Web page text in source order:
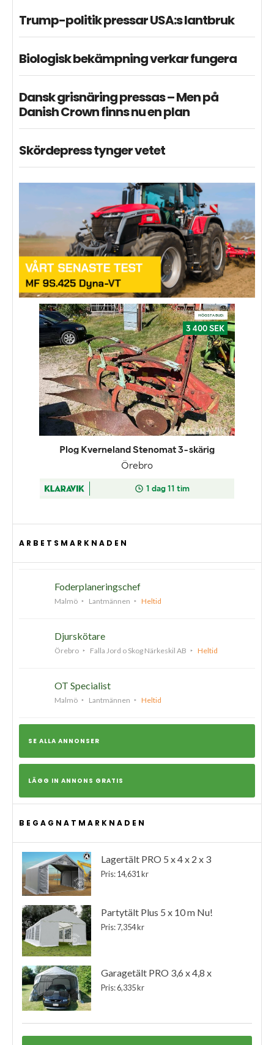
Trump-politik pressar USA:s lantbruk
Biologisk bekämpning verkar fungera
Dansk grisnäring pressas – Men på
Danish Crown finns nu en plan
Skördepress tynger vetet
ARBETSMARKNADEN
Foderplaneringschef
Malmö Lantmännen Heltid
Djurskötare
Örebro Falla Jord o Skog Närkeskil AB Heltid
OT Specialist
Malmö Lantmännen Heltid
SE ALLA ANNONSER
LÄGG IN ANNONS GRATIS
BEGAGNATMARKNADEN
Lagertält PRO 5 x 4 x 2 x 3
Pris: 14,631 kr
Partytält Plus 5 x 10 m Nu!
Pris: 7,354 kr
Garagetält PRO 3,6 x 4,8 x
Pris: 6,335 kr